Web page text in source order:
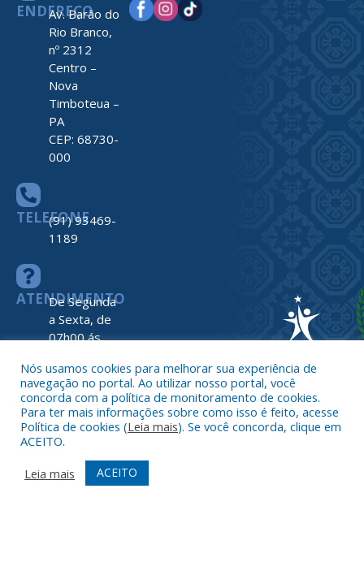
ENDEREÇO
Av. Barão do
Rio Branco,
nº 2312
Centro –
Nova
Timboteua –
PA
CEP: 68730-
000
TELEFONE
(91) 93469-
1189
ATENDIMENTO
De Segunda
a Sexta, de
07h00 ás
Nós usamos cookies para melhorar sua experiência de
navegação no portal. Ao utilizar nosso portal, você
concorda com a política de monitoramento de cookies.
Para ter mais informações sobre como isso é feito, acesse
Política de cookies (Leia mais). Se você concorda, clique em
ACEITO.
Leia mais
ACEITO